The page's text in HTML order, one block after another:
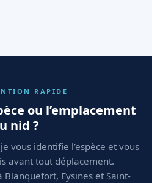
RAPIDE
ou l’emplacement
nid ?
vous identifie l’espèce et vous
avant tout déplacement.
Eysines et Saint-